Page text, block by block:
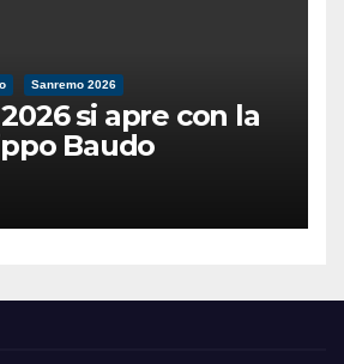
Sanremo 2026
si apre con la
Baudo